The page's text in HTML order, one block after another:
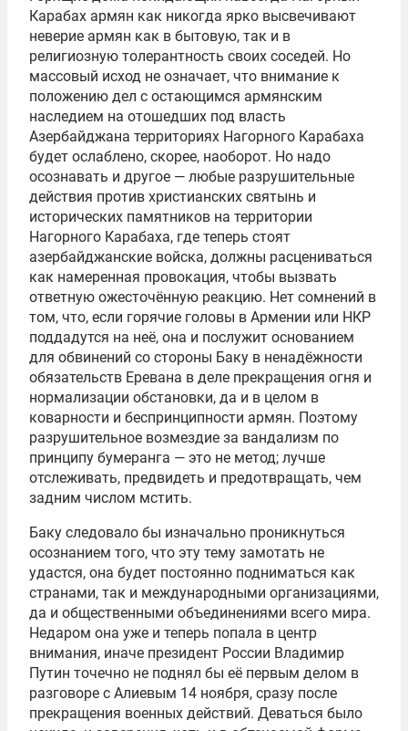
Карабах армян как никогда ярко высвечивают
неверие армян как в бытовую, так и в
религиозную толерантность своих соседей. Но
массовый исход не означает, что внимание к
положению дел с остающимся армянским
наследием на отошедших под власть
Азербайджана территориях Нагорного Карабаха
будет ослаблено, скорее, наоборот. Но надо
осознавать и другое — любые разрушительные
действия против христианских святынь и
исторических памятников на территории
Нагорного Карабаха, где теперь стоят
азербайджанские войска, должны расцениваться
как намеренная провокация, чтобы вызвать
ответную ожесточённую реакцию. Нет сомнений в
том, что, если горячие головы в Армении или НКР
поддадутся на неё, она и послужит основанием
для обвинений со стороны Баку в ненадёжности
обязательств Еревана в деле прекращения огня и
нормализации обстановки, да и в целом в
коварности и беспринципности армян. Поэтому
разрушительное возмездие за вандализм по
принципу бумеранга — это не метод; лучше
отслеживать, предвидеть и предотвращать, чем
задним числом мстить.
Баку следовало бы изначально проникнуться
осознанием того, что эту тему замотать не
удастся, она будет постоянно подниматься как
странами, так и международными организациями,
да и общественными объединениями всего мира.
Недаром она уже и теперь попала в центр
внимания, иначе президент России Владимир
Путин точечно не поднял бы её первым делом в
разговоре с Алиевым 14 ноября, сразу после
прекращения военных действий. Деваться было